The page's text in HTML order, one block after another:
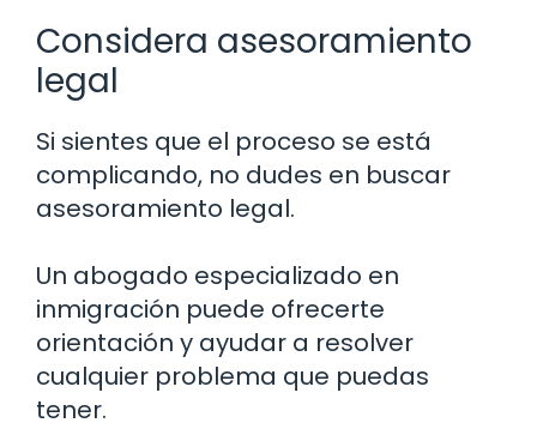
Considera asesoramiento
legal
Si sientes que el proceso se está
complicando, no dudes en buscar
asesoramiento legal.
Un abogado especializado en
inmigración puede ofrecerte
orientación y ayudar a resolver
cualquier problema que puedas
tener.